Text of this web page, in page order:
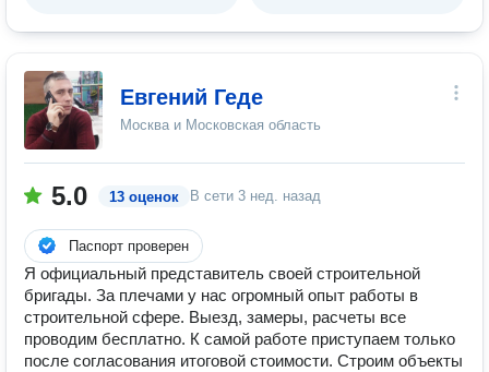
Евгений Геде
Москва и Московская область
5.0 13 оценок В сети 3 нед. назад
Паспорт проверен
Я официальный представитель своей строительной
бригады. За плечами у нас огромный опыт работы в
строительной сфере. Выезд, замеры, расчеты все
проводим бесплатно. К самой работе приступаем только
после согласования итоговой стоимости. Строим объекты